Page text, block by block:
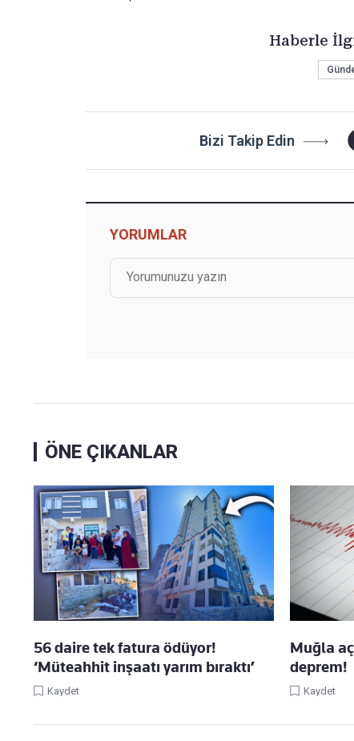
Haberle
Bizi Takip Edin
YORUMLAR
ÖNE ÇIKANLAR
56 daire tek fatura ödüyor!
‘Müteahhit inşaatı yarım bıraktı’
Kaydet
Muğla
deprem!
Kaydet